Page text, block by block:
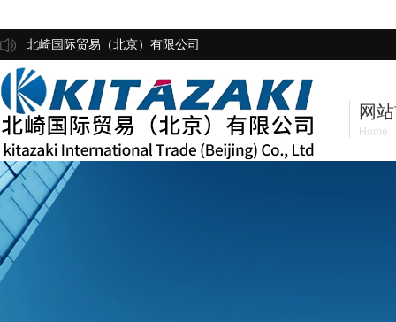
北崎国际贸易（北京）有限公司
网
Home